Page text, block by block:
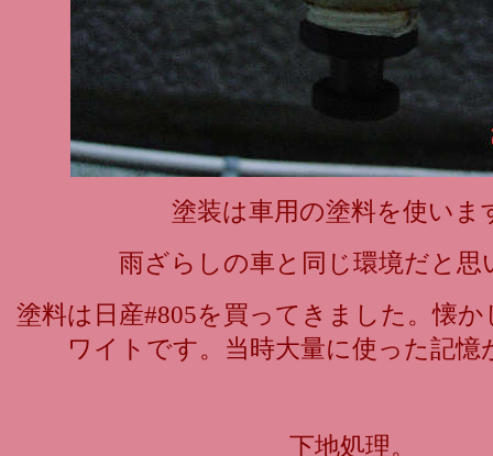
塗装は車用の塗料を使いま
雨ざらしの車と同じ環境だと思
塗料は日産#805を買ってきました。懐か
ワイトです。当時大量に使った記憶
下地処理。